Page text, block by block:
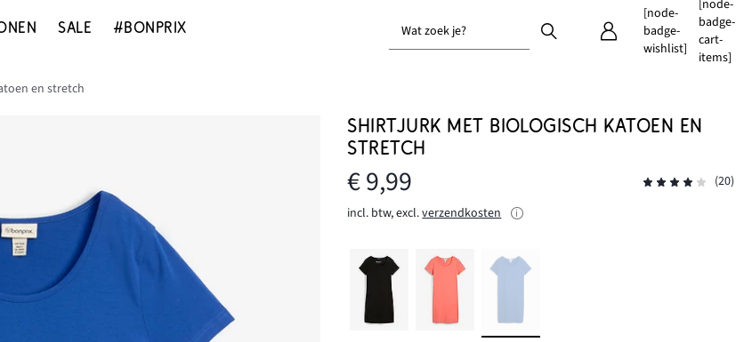
SALE #BONPRIX Wat zoek je?
[node-
badge-
wishlist]
[node-
badge-
cart-
items]
en stretch
SHIRTJURK MET BIOLOGISCH KATOEN EN
STRETCH
€ 9,99
(20)
incl. btw, excl.verzendkosten